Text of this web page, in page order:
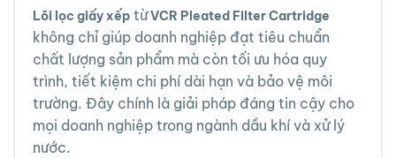
Lõi lọc giấy xếp từVCR Pleated Filter Cartridge
không chỉ giúp doanh nghiệp đạt tiêu chuẩn
chất lượng sản phẩm mà còn tối ưu hóa quy
trình, tiết kiệm chi phí dài hạn và bảo vệ môi
trường. Đây chính là giải pháp đáng tin cậy cho
mọi doanh nghiệp trong ngành dầu khí và xử lý
nước.